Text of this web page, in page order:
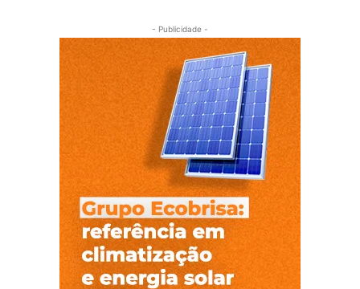
- Publicidade -